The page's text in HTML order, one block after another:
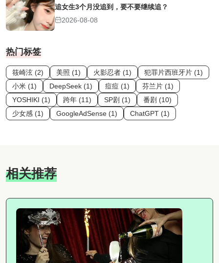
追女生3个月没追到，要不要继续追？
2026-08-08
热门标签
筱崎泫 (2) 美照 (1) 火影忍者 (1)
犯罪片西班牙片 (1)
小米 (1)
DeepSeek (1) 痘痘 (1)
芬兰片 (1)
YOSHIKI (1)
跨年 (11) SP剧 (1)
番剧 (10)
少女感 (1)
GoogleAdSense (1) ChatGPT (1)
相关推荐